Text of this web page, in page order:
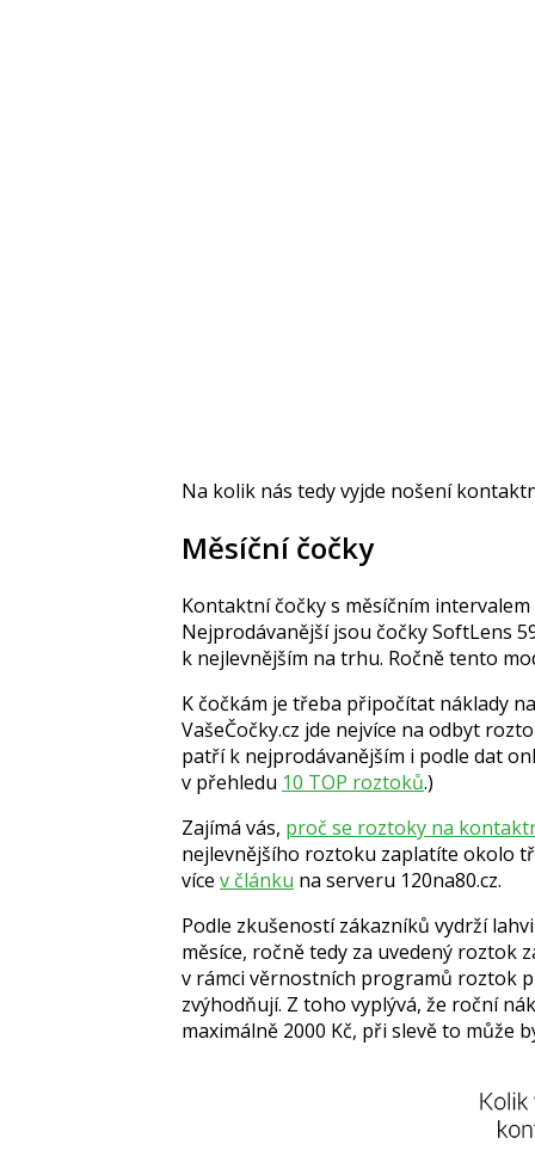
Na kolik nás tedy vyjde nošení
Měsíční čočky
Kontaktní čočky s měsíčním
Nejprodávanější jsou čočky SoftLens
k nejlevnějším na trhu. Ročně tento
K čočkám je třeba připočítat náklady
VašeČočky.cz jde nejvíce na odbyt
patří k nejprodávanějším i podle dat
v přehledu 10 TOP roztoků.)
Zajímá vás, proč se roztoky na
nejlevnějšího roztoku zaplatíte okolo
více v článku na serveru 120na80.cz.
Podle zkušeností zákazníků vydrží
měsíce, ročně tedy za uvedený roztok
v rámci věrnostních programů roztok
zvýhodňují. Z toho vyplývá, že roční
maximálně 2000 Kč, při slevě to může